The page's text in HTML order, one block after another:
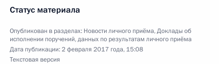
Статус материала
Опубликован в разделах: Новости личного приёма,Доклады об
исполнении поручений, данных по результатам личного приёма
Дата публикации:2 февраля 2017 года, 15:08
Текстовая версия